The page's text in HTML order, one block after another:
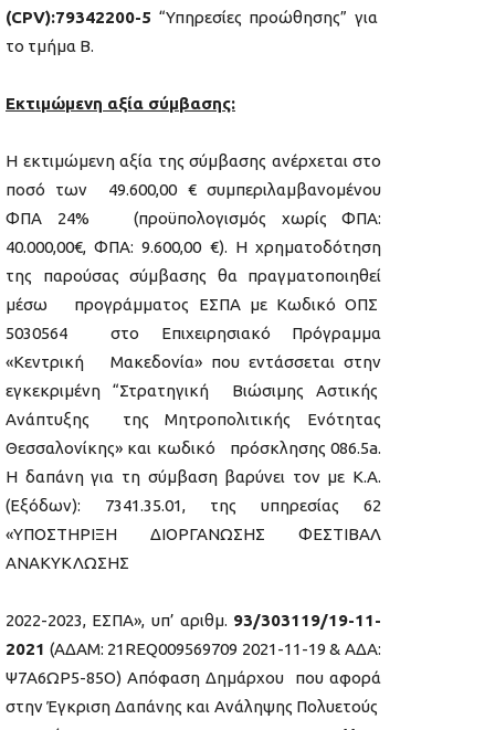
(CPV):79342200-5 “Υπηρεσίες προώθησης” για
το τμήμα Β.
Εκτιμώμενη αξία σύμβασης:
Η εκτιμώμενη αξία της σύμβασης ανέρχεται στο
ποσό των 49.600,00 € συμπεριλαμβανομένου
ΦΠΑ 24% (προϋπολογισμός χωρίς ΦΠΑ:
40.000,00€, ΦΠΑ: 9.600,00 €). Η χρηματοδότηση
της παρούσας σύμβασης θα πραγματοποιηθεί
μέσω προγράμματος ΕΣΠΑ με Κωδικό ΟΠΣ
5030564 στο Επιχειρησιακό Πρόγραμμα
«Κεντρική Μακεδονία» που εντάσσεται στην
εγκεκριμένη “Στρατηγική Βιώσιμης Αστικής
Ανάπτυξης της Μητροπολιτικής Ενότητας
Θεσσαλονίκης» και κωδικό πρόσκλησης 086.5a.
Η δαπάνη για τη σύμβαση βαρύνει τον με Κ.Α.
(Εξόδων): 7341.35.01, της υπηρεσίας 62
«ΥΠΟΣΤΗΡΙΞΗ ΔΙΟΡΓΑΝΩΣΗΣ ΦΕΣΤΙΒΑΛ
ΑΝΑΚΥΚΛΩΣΗΣ
2022-2023, ΕΣΠΑ», υπ’ αριθμ. 93/303119/19-11-
2021 (ΑΔΑΜ: 21REQ009569709 2021-11-19 & ΑΔΑ:
Ψ7Α6ΩΡ5-85Ο) Απόφαση Δημάρχου που αφορά
στην Έγκριση Δαπάνης και Ανάληψης Πολυετούς